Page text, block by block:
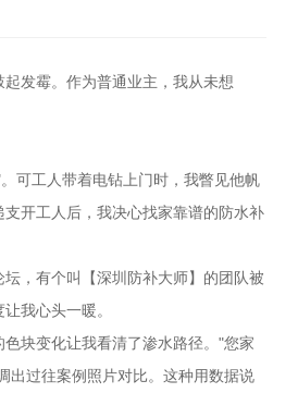
发霉。作为普通业主，我从未想
可工人带着电钻上门时，我瞥见他帆
开工人后，我决心找家靠谱的防水补
，有个叫【深圳防补大师】的团队被
我心头一暖。
块变化让我看清了渗水路径。"您家
出过往案例照片对比。这种用数据说